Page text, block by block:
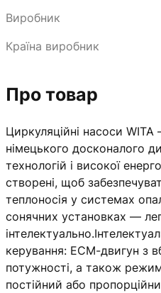
Виробник
Країна виробник
Про товар
Циркуляційні насоси
німецького досконалого
технологій і високої
створені, щоб
теплоносія у системах
сонячних установках —
керування: ECM-двигун з
потужності, а також
постійний або